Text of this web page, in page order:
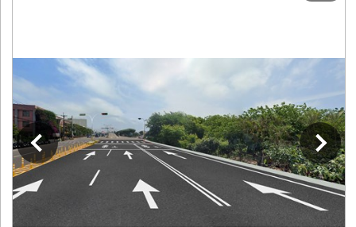
下一張